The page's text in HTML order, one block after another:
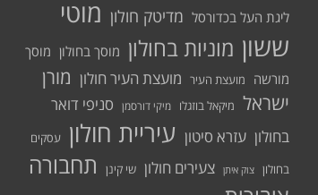
ליגת העל בכדורסל מדיטק חולון מוטי
ששון מוניות בחולון מוסך בחולון מוסך
מורשה
מועצת העיר מועצת העיר חולון מורן
ישראל מיקאל בוזגלו מיקי דורסמן סניפי דואר
בחולון עזרא סיטון עיריית חולון עסקים
בחולון
צוק איתן צעירים חולון שי קינן
תחבורה